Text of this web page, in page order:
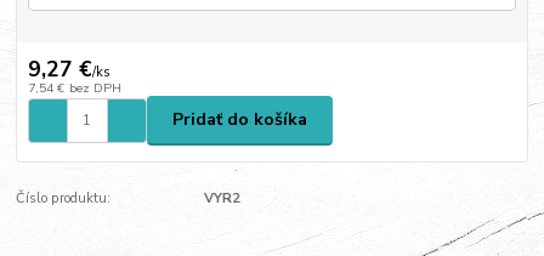
9,27 €/ks
7,54 € bez DPH
Pridať do košíka
Číslo produktu: VYR2